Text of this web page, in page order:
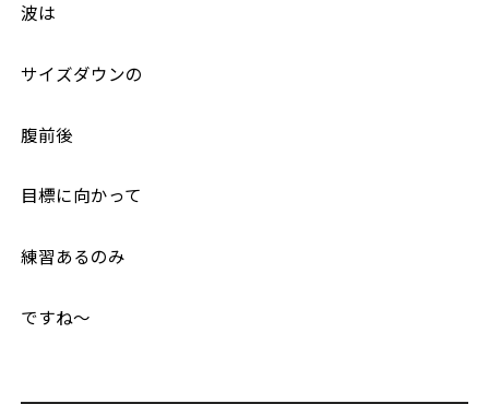
波は
サイズダウンの
腹前後
目標に向かって
練習あるのみ
ですね〜